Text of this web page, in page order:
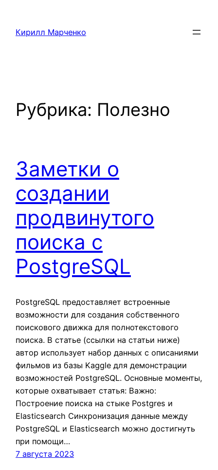
содержимому
Кирилл Марченко
Рубрика: Полезно
Заметки о
создании
продвинутого
поиска с
PostgreSQL
PostgreSQL предоставляет встроенные
возможности для создания собственного
поискового движка для полнотекстового
поиска. В статье (ссылки на статьи ниже)
автор использует набор данных с описаниями
фильмов из базы Kaggle для демонстрации
возможностей PostgreSQL. Основные моменты,
которые охватывает статья: Важно:
Построение поиска на стыке Postgres и
Elasticsearch Синхронизация данные между
PostgreSQL и Elasticsearch можно достигнуть
при помощи…
7 августа 2023